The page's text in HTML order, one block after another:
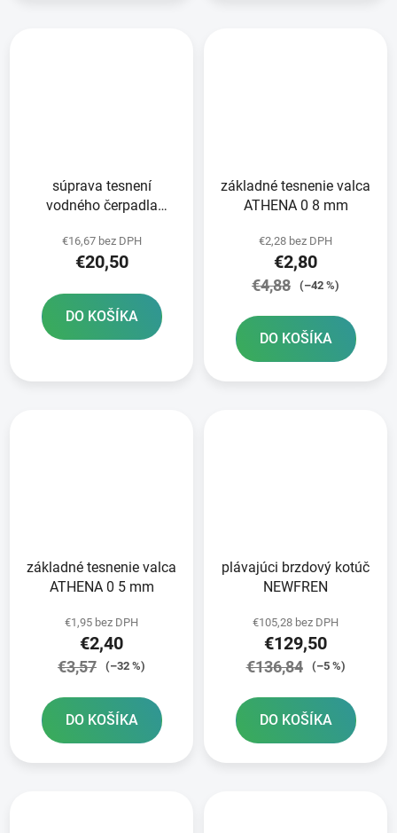
súprava tesnení
vodného čerpadla
€16,67 bez DPH
€20,50
DO KOŠÍKA
základné tesnenie valca
ATHENA 0 8 mm
€2,28 bez DPH
€2,80
€4,88 (–42 %)
DO KOŠÍKA
základné tesnenie valca
ATHENA 0 5 mm
€1,95 bez DPH
€2,40
€3,57 (–32 %)
DO KOŠÍKA
plávajúci brzdový kotúč
NEWFREN
€105,28 bez DPH
€129,50
€136,84 (–5 %)
DO KOŠÍKA